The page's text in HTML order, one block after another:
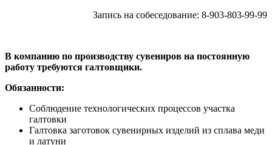
Запись на собеседование: 8-903-803-99-99
В компанию по производству сувениров на постоянную
работу требуются галтовщики.
Обязанности:
Соблюдение технологических процессов участка
галтовки
Галтовка заготовок сувенирных изделий из сплава меди
и латуни